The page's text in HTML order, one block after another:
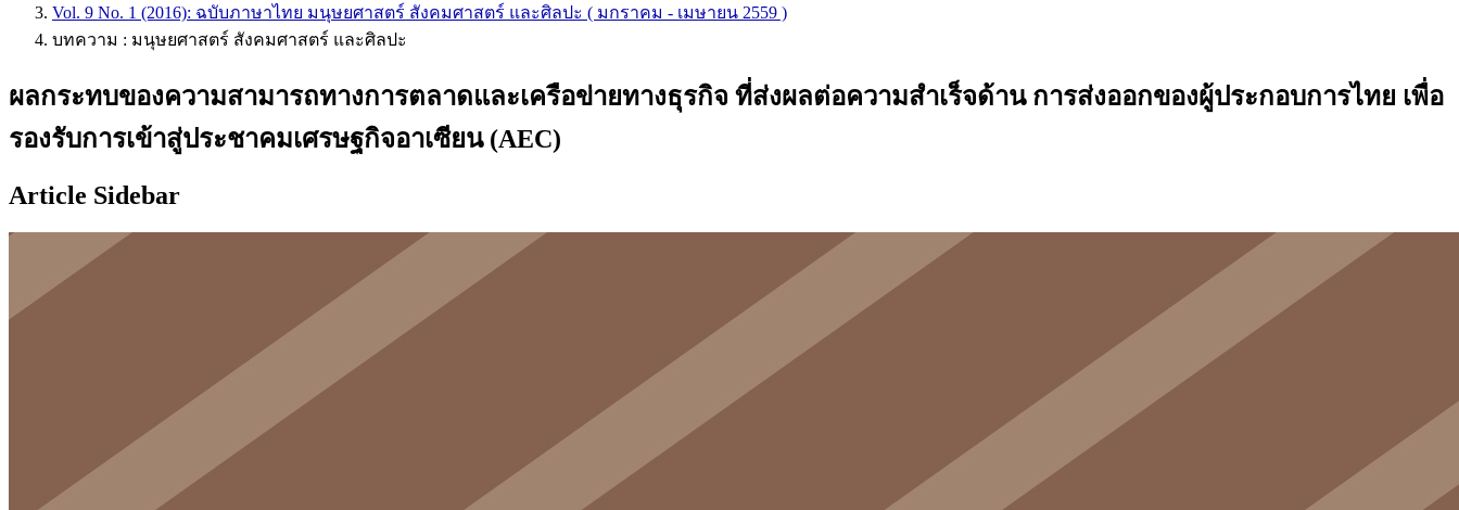
Vol. 9 No. 1 (2016): ฉบับภาษาไทย มนุษยศาสตร์ สังคมศาสตร์ และศิลปะ ( มกราคม - เมษายน 2559 )
บทความ : มนุษยศาสตร์ สังคมศาสตร์ และศิลปะ
ผลกระทบของความสามารถทางการตลาดและเครือข่ายทางธุรกิจ ที่ส่งผลต่อความสำเร็จด้าน การส่งออกของผู้ประกอบการไทย เพื่อ
รองรับการเข้าสู่ประชาคมเศรษฐกิจอาเซียน (AEC)
Article Sidebar